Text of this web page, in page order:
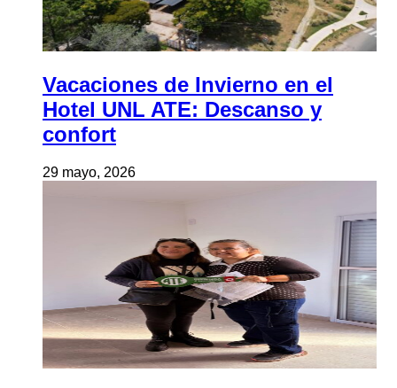
Vacaciones de Invierno en el
Hotel UNL ATE: Descanso y
confort
29 mayo, 2026